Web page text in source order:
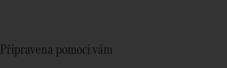
Připravena pomoci vám